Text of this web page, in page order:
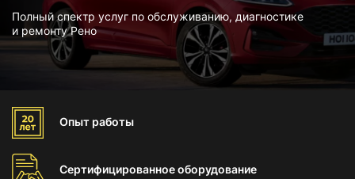
Полный спектр услуг по обслуживанию, диагностике
и ремонту Рено
Опыт работы
Сертифицированноеоборудование